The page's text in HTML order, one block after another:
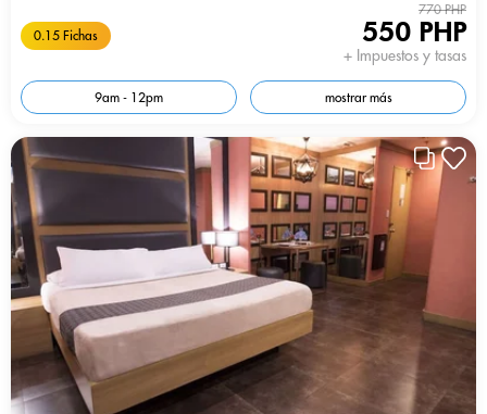
0.15 Fichas
770 PHP
550 PHP
+ Impuestos y tasas
9am - 12pm mostrar más